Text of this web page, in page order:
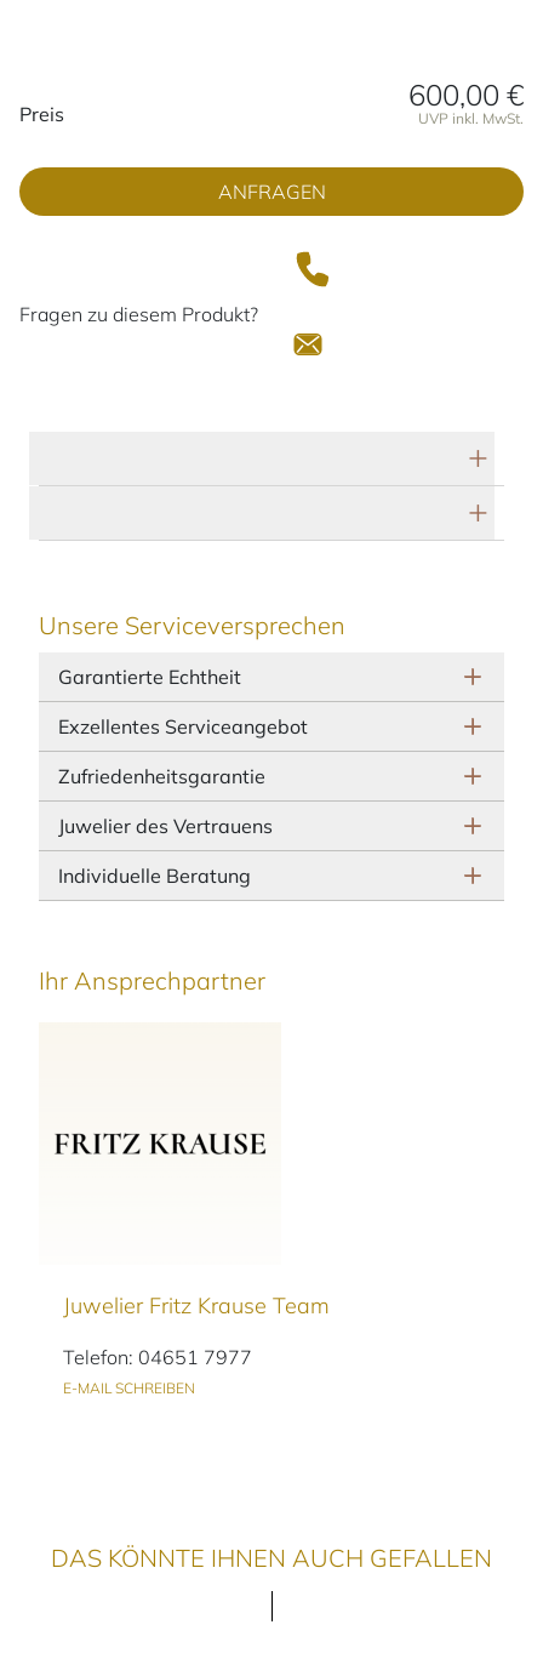
Preisinformationen
Preis
600,00 €
UVP inkl. MwSt.
ANFRAGEN
Fragen zu diesem Produkt?
Ihr Ansprechpartner
Juwelier Fritz Krause Team
Telefon: 04651 7977
E-MAIL SCHREIBEN
Unsere Serviceversprechen
Garantierte Echtheit
Exzellentes Serviceangebot
Zufriedenheitsgarantie
Juwelier des Vertrauens
Individuelle Beratung
DAS KÖNNTE IHNEN AUCH GEFALLEN